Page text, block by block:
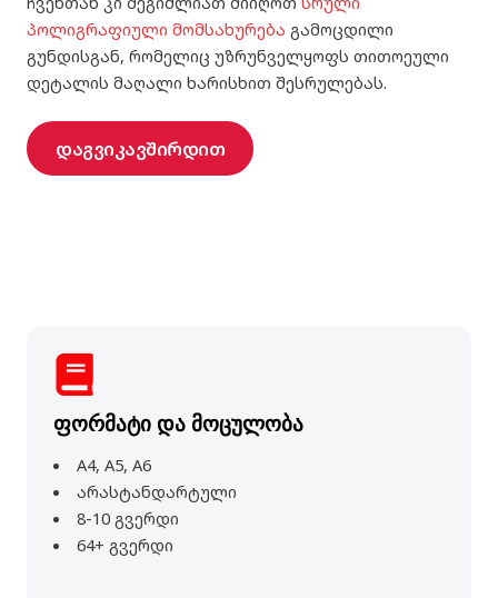
პოლიგრაფიული მომსახურება გამოცდილი
გუნდისგან, რომელიც უზრუნველყოფს თითოეული
დეტალის მაღალი ხარისხით შესრულებას.
დაგვიკავშირდით
ფორმატი და მოცულობა
A4, A5, A6
არასტანდარტული
8-10 გვერდი
64+ გვერდი